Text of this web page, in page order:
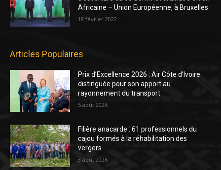
Africaine – Union Européenne, à Bruxelles
18 février 2022
Articles Populaires
Prix d’Excellence 2026 : Air Côte d’Ivoire
distinguée pour son apport au
rayonnement du transport
5 août 2026
Filière anacarde : 61 professionnels du
cajou formés à la réhabilitation des
vergers
3 août 2026